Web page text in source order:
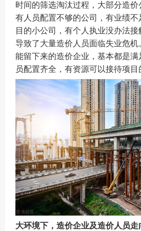
时间的筛选淘汰过程，大部分造
有人员配置不够的公司，有业绩不
目的小公司，有个人执业没办法接
导致了大量造价人员面临失业危机
能留下来的造价企业，基本都是满
员配置齐全，有资源可以接待项目
大环境下，造价企业及造价人员走